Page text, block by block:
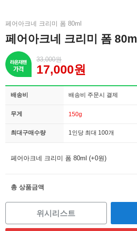
페어아크네 크리미 폼 80ml
페어아크네 크리미 폼 80ml
33,000원
17,000원
배송비 배송비 주문시 결제
무게 150g
최대구매수량 1인당 최대 100개
페어아크네 크리미 폼 80ml (+0원)
총 상품금액
위시리스트